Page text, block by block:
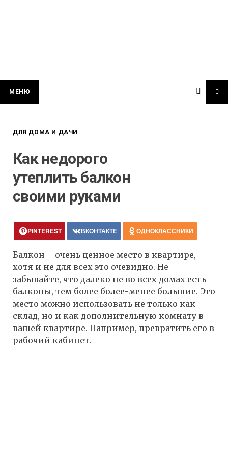
МЕНЮ
ДЛЯ ДОМА И ДАЧИ
Как недорого
утеплить балкон
своими руками
PINTEREST ВКОНТАКТЕ ОДНОКЛАССНИКИ
Балкон – очень ценное место в квартире,
хотя и не для всех это очевидно. Не
забывайте, что далеко не во всех домах есть
балконы, тем более более-менее большие. Это
место можно использовать не только как
склад, но и как дополнительную комнату в
вашей квартире. Например, превратить его в
рабочий кабинет.